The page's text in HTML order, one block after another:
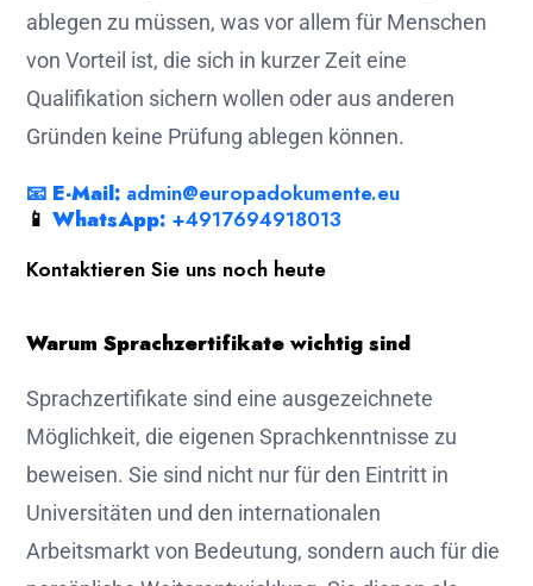
ablegen zu müssen, was vor allem für Menschen
von Vorteil ist, die sich in kurzer Zeit eine
Qualifikation sichern wollen oder aus anderen
Gründen keine Prüfung ablegen können.
📧 E-Mail: admin@europadokumente.eu
📱 WhatsApp: +4917694918013
Kontaktieren Sie uns noch heute
Warum Sprachzertifikate wichtig sind
Sprachzertifikate sind eine ausgezeichnete
Möglichkeit, die eigenen Sprachkenntnisse zu
beweisen. Sie sind nicht nur für den Eintritt in
Universitäten und den internationalen
Arbeitsmarkt von Bedeutung, sondern auch für die